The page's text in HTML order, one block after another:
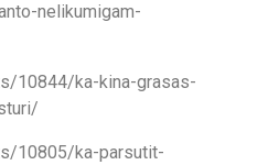
nelikumigam-
10844/ka-kina-grasas-
10805/ka-parsutit-